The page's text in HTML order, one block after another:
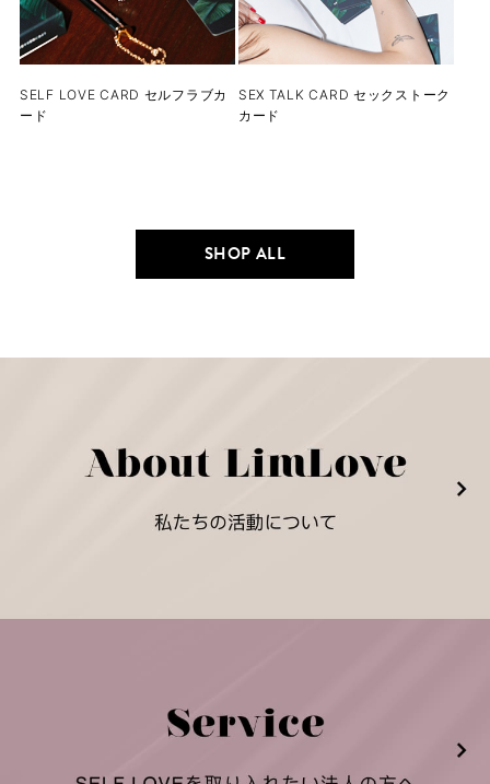
SELF LOVE CARD セルフラブカ
ード
SEX TALK CARD セックストーク
カード
SHOP ALL